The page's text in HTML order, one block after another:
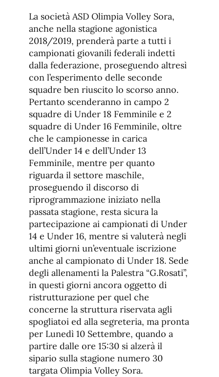
La società ASD Olimpia Volley Sora,
anche nella stagione agonistica
2018/2019, prenderà parte a tutti i
campionati giovanili federali indetti
dalla federazione, proseguendo altresì
con l’esperimento delle seconde
squadre ben riuscito lo scorso anno.
Pertanto scenderanno in campo 2
squadre di Under 18 Femminile e 2
squadre di Under 16 Femminile, oltre
che le campionesse in carica
dell’Under 14 e dell’Under 13
Femminile, mentre per quanto
riguarda il settore maschile,
proseguendo il discorso di
riprogrammazione iniziato nella
passata stagione, resta sicura la
partecipazione ai campionati di Under
14 e Under 16, mentre si valuterà negli
ultimi giorni un’eventuale iscrizione
anche al campionato di Under 18. Sede
degli allenamenti la Palestra “G.Rosati”,
in questi giorni ancora oggetto di
ristrutturazione per quel che
concerne la struttura riservata agli
spogliatoi ed alla segreteria, ma pronta
per Lunedì 10 Settembre, quando a
partire dalle ore 15:30 si alzerà il
sipario sulla stagione numero 30
targata Olimpia Volley Sora.